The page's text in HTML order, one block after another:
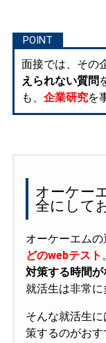
面接では、その
えられない質問
も、 企業研究を
オーケー
全にして
オーケーエムの
どのwebテスト 。
対策する時間
就活生は非常に
そんな就活生に
策するのがおす